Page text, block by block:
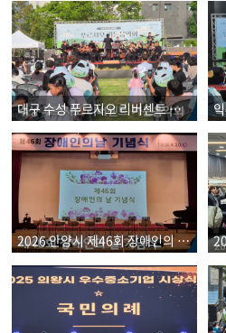
대구 수성 푸르지오 리버센트 가든음악회
2026 안양시 제46회 장애인의 날 기념식